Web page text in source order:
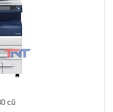
cũ